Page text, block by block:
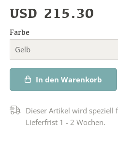
USD 215.30
Farbe
Gelb
In den Warenkorb
Dieser Artikel wird speziell
Lieferfrist 1 - 2 Wochen.